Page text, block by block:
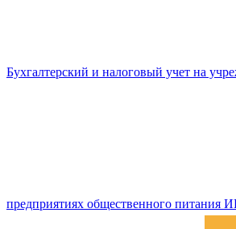
Бухгалтерский и налоговый учет на
предприятиях общественного питания